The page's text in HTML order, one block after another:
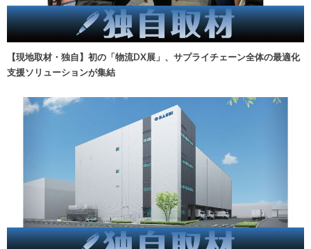
【現地取材・独自】初の「物流DX展」、サプライチェーン全体の最適化
支援ソリューションが集結